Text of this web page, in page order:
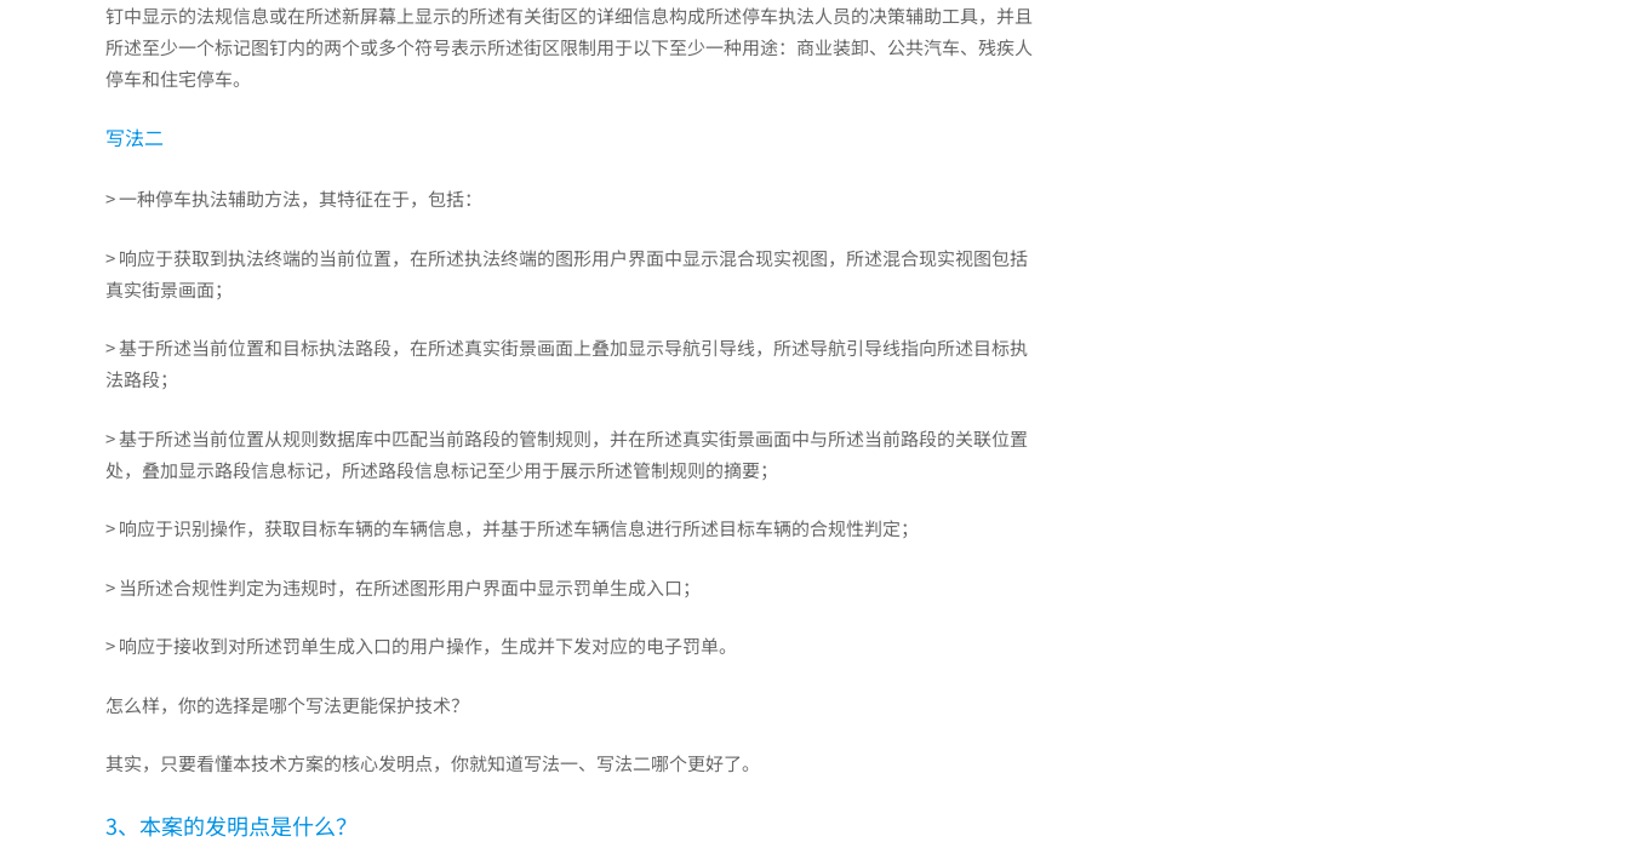
钉中显示的法规信息或在所述新屏幕上显示的所述有关街区的详细信息构成所述停车执法人员的决策辅助工具，并且
所述至少一个标记图钉内的两个或多个符号表示所述街区限制用于以下至少一种用途：商业装卸、公共汽车、残疾人
停车和住宅停车。
写法二
> 一种停车执法辅助方法，其特征在于，包括：
> 响应于获取到执法终端的当前位置，在所述执法终端的图形用户界面中显示混合现实视图，所述混合现实视图包括
真实街景画面；
> 基于所述当前位置和目标执法路段，在所述真实街景画面上叠加显示导航引导线，所述导航引导线指向所述目标执
法路段；
> 基于所述当前位置从规则数据库中匹配当前路段的管制规则，并在所述真实街景画面中与所述当前路段的关联位置
处，叠加显示路段信息标记，所述路段信息标记至少用于展示所述管制规则的摘要；
> 响应于识别操作，获取目标车辆的车辆信息，并基于所述车辆信息进行所述目标车辆的合规性判定；
> 当所述合规性判定为违规时，在所述图形用户界面中显示罚单生成入口；
> 响应于接收到对所述罚单生成入口的用户操作，生成并下发对应的电子罚单。
怎么样，你的选择是哪个写法更能保护技术？
其实，只要看懂本技术方案的核心发明点，你就知道写法一、写法二哪个更好了。
3、本案的发明点是什么？